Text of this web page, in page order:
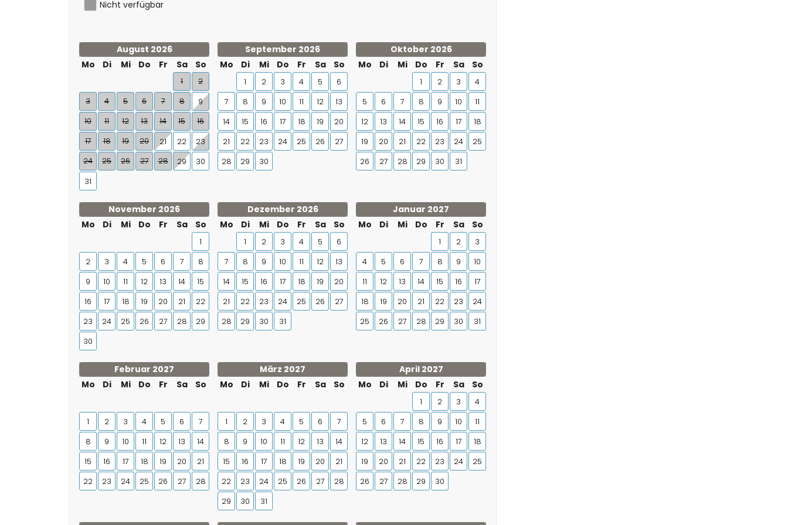
Nicht verfügbar
August 2026
Mo
Di Mi Do Fr Sa So
1
2
3
4 5 6 7 8
9
10
11 12 13 14 15
16
17
18 19 20 21 22
23
24
25 26 27 28 29
30
31
September 2026
Mo
Di Mi Do Fr Sa So
1 2 3 4 5
6
7
8 9 10 11 12
13
14
15 16 17 18 19
20
21
22 23 24 25 26
27
28
29 30
Oktober 2026
Mo
Di Mi Do Fr Sa So
1 2 3
4
5
6 7 8 9 10
11
12
13 14 15 16 17
18
19
20 21 22 23 24
25
26
27 28 29 30 31
November 2026
Mo
Di Mi Do Fr Sa So
1
2
3 4 5 6 7
8
9
10 11 12 13 14
15
16
17 18 19 20 21
22
23
24 25 26 27 28
29
30
Dezember 2026
Mo
Di Mi Do Fr Sa So
1 2 3 4 5
6
7
8 9 10 11 12
13
14
15 16 17 18 19
20
21
22 23 24 25 26
27
28
29 30 31
Januar 2027
Mo
Di Mi Do Fr Sa So
1 2
3
4
5 6 7 8 9
10
11
12 13 14 15 16
17
18
19 20 21 22 23
24
25
26 27 28 29 30 31
Februar 2027
Mo
Di Mi Do Fr Sa So
1 2 3 4 5 6
7
8
9 10 11 12 13
14
15
16 17 18 19 20
21
22
23 24 25 26 27 28
März 2027
Mo
Di Mi Do Fr Sa So
1 2 3 4 5 6
7
8
9 10 11 12 13
14
15
16 17 18 19 20
21
22
23 24 25 26 27
28
29
30 31
April 2027
Mo
Di Mi Do Fr Sa So
1 2 3
4
5
6 7 8 9 10
11
12
13 14 15 16 17
18
19
20 21 22 23 24
25
26
27 28 29 30